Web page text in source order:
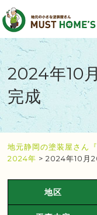
2024年10
完成
地元静岡の塗装屋さん
2024年 >2024年10月
地区